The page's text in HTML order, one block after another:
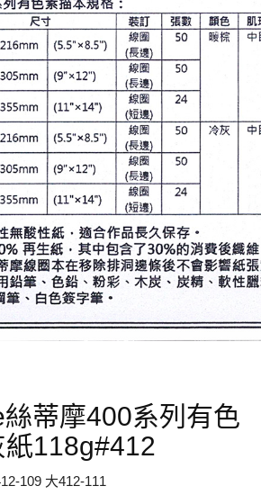
蒂摩400系列有色
118g#412
109 大412-111